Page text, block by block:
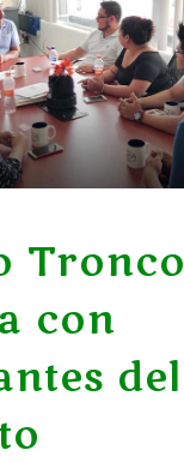
Tronco
con
del